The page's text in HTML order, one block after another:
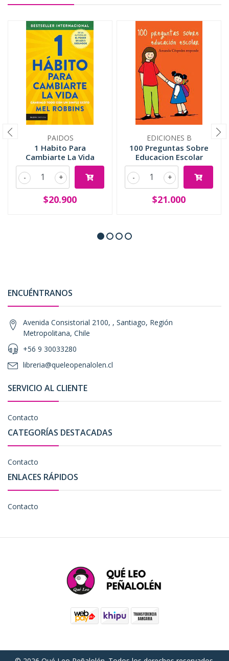
PAIDOS
1 Habito Para
Cambiarte La Vida
+
-
$20.900
EDICIONES B
100 Preguntas Sobre
Educacion Escolar
+
-
$21.000
ENCUÉNTRANOS
Avenida Consistorial 2100, , Santiago, Región
Metropolitana, Chile
+56 9 30033280
libreria@queleopenalolen.cl
SERVICIO AL CLIENTE
Contacto
CATEGORÍAS DESTACADAS
Contacto
ENLACES RÁPIDOS
Contacto